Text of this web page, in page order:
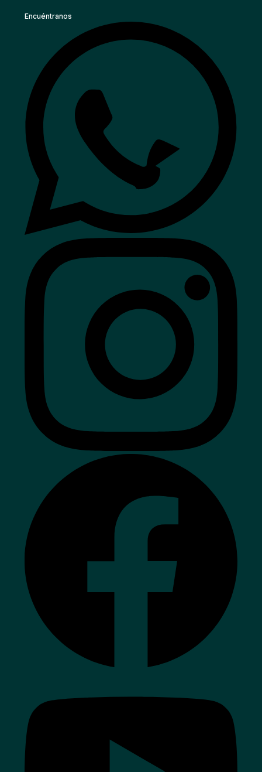
Encuéntranos